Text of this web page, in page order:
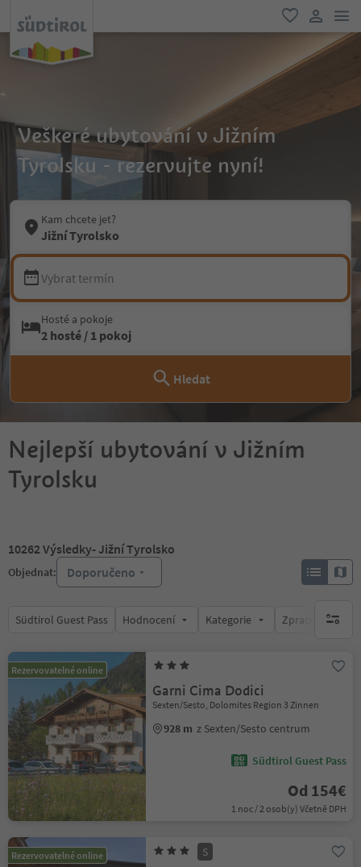
oblíbené
Veškeré ubytování v Jižním
Tyrolsku - rezervujte nyní!
Kam chcete jet?
Jižní Tyrolsko
Vybrat termín
Hosté a pokoje
2 hosté / 1 pokoj
Hledat
Nejlepší ubytování v Jižním
Tyrolsku
10262Výsledky- Jižní Tyrolsko
Objednat: Doporučeno
Südtirol Guest Pass Hodnocení Kategorie Zpracovávábrak
Rezervovatelné online
Garni Cima Dodici
Sexten/Sesto, Dolomites Region 3 Zinnen
928 m z Sexten/Sesto centrum
Südtirol Guest Pass
Od 154€
1 noc / 2 osob(y) Včetně DPH
Rezervovatelné online S